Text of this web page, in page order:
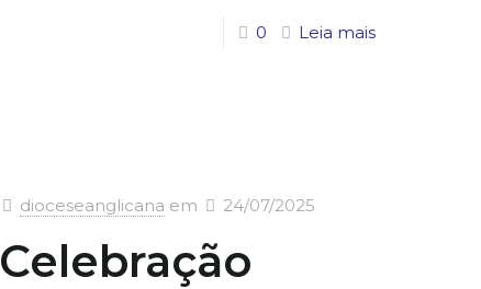
0 Leia mais
dioceseanglicana em 24/07/2025
Celebração